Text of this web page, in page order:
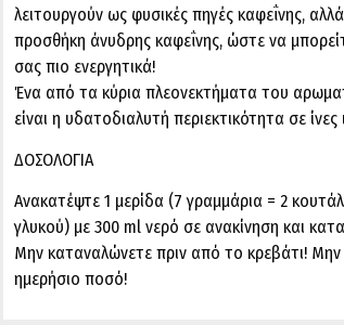
λειτουργούν ως φυσικές πηγές καφεΐνης,
προσθήκη άνυδρης καφεΐνης, ώστε να
σας πιο ενεργητικά!
Ένα από τα κύρια πλεονεκτήματα του
είναι η υδατοδιαλυτή περιεκτικότητα σε ίνες
ΔΟΣΟΛΟΓΙΑ
Ανακατέψτε 1 μερίδα (7 γραμμάρια = 2
γλυκού) με 300 ml νερό σε ανακίνηση και
Μην καταναλώνετε πριν από το κρεβάτι!
ημερήσιο ποσό!